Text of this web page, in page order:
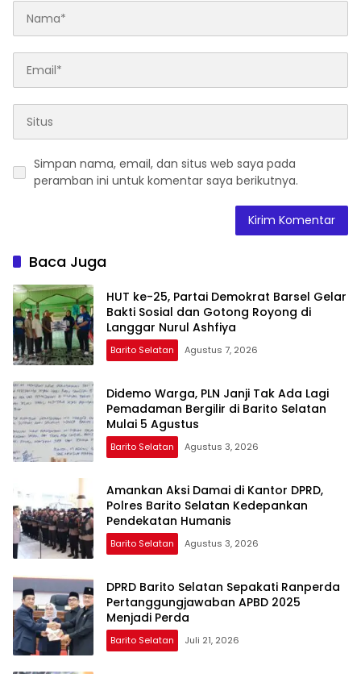
Simpan nama, email, dan situs web saya pada
peramban ini untuk komentar saya berikutnya.
Baca Juga
HUT ke-25, Partai Demokrat Barsel Gelar
Bakti Sosial dan Gotong Royong di
Langgar Nurul Ashfiya
Barito Selatan Agustus 7, 2026
Didemo Warga, PLN Janji Tak Ada Lagi
Pemadaman Bergilir di Barito Selatan
Mulai 5 Agustus
Barito Selatan Agustus 3, 2026
Amankan Aksi Damai di Kantor DPRD,
Polres Barito Selatan Kedepankan
Pendekatan Humanis
Barito Selatan Agustus 3, 2026
DPRD Barito Selatan Sepakati Ranperda
Pertanggungjawaban APBD 2025
Menjadi Perda
Barito Selatan Juli 21, 2026